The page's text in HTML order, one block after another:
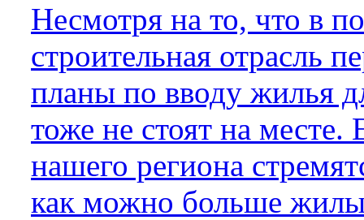
Несмотря на то, что в
строительная отрасль
планы по вводу жилья
тоже не стоят на месте.
нашего региона
как можно больше